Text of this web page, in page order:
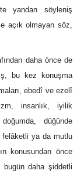
yandan söyleniş
açık olmayan söz,
daha önce de
bu kez konuşma
ebedî ve ezelî
insanlık, iyilik
düğünde
felâketli ya da mutlu
konusundan önce
bugün daha şiddetli